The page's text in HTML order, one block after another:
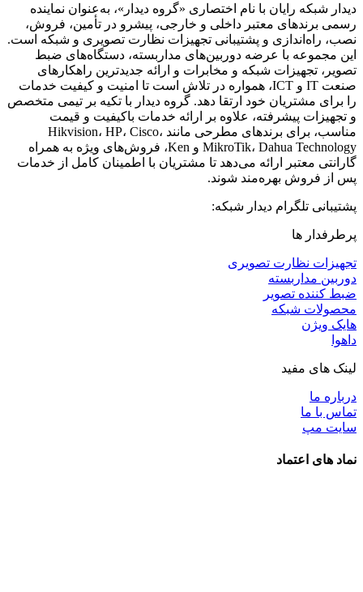
دیدار شبکه رایان با نام اختصاری «گروه دیدار»، به‌عنوان نماینده
رسمی برندهای معتبر داخلی و خارجی، پیشرو در تأمین، فروش،
نصب، راه‌اندازی و پشتیبانی تجهیزات نظارت تصویری و شبکه است.
این مجموعه با عرضه دوربین‌های مداربسته، دستگاه‌های ضبط
تصویر، تجهیزات شبکه و مخابرات و ارائه جدیدترین راهکارهای
صنعت IT و ICT، همواره در تلاش است تا امنیت و کیفیت خدمات
را برای مشتریان خود ارتقا دهد. گروه دیدار با تکیه بر تیمی متخصص
و تجهیزات پیشرفته، علاوه بر ارائه خدمات باکیفیت و قیمت
مناسب، برای برندهای مطرحی مانند Hikvision، HP، Cisco،
MikroTik، Dahua Technology و Ken، فروش‌های ویژه به همراه
گارانتی معتبر ارائه می‌دهد تا مشتریان با اطمینان کامل از خدمات
پس از فروش بهره‌مند شوند.
پشتیبانی تلگرام دیدار شبکه:
پرطرفدار ها
تجهیزات نظارت تصویری
دوربین مداربسته
ضبط کننده تصویر
محصولات شبکه
هایک ویژن
داهوا
لینک های مفید
درباره ما
تماس با ما
سایت مپ
نماد های اعتماد